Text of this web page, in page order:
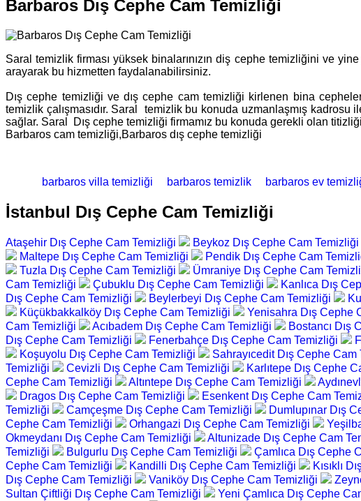
Barbaros Dış Cephe Cam Temizliği
Saral temizlik firması yüksek binalarınızın diş cephe temizliğini ve
arayarak bu hizmetten faydalanabilirsiniz.
Dış cephe temizliği ve dış cephe cam temizliği kirlenen bina
temizlik çalışmasıdır. Saral temizlik bu konuda uzmanlaşmış
sağlar. Saral Dış cephe temizliği firmamız bu konuda gerekli olan
Barbaros cam temizliği,Barbaros dış cephe temizliği
barbaros villa temizliği barbaros temizlik barbaros ev
İstanbul Dış Cephe Cam Temizliği
Ataşehir Dış Cephe Cam Temizliği Beykoz Dış Cephe Cam Temizliği
Maltepe Dış Cephe Cam Temizliği
Pendik Dış Cephe Cam
Tuzla Dış Cephe Cam Temizliği
Ümraniye Dış Cephe Cam
Cam Temizliği
Çubuklu Dış Cephe Cam Temizliği Kanlıca Dış
Dış Cephe Cam Temizliği
Beylerbeyi Dış Cephe Cam Temizliği
Küçükbakkalköy Dış Cephe Cam Temizliği
Yenisahra Dış Cephe
Cam Temizliği
Acıbadem Dış Cephe Cam Temizliği Bostancı Dış
Dış Cephe Cam Temizliği
Fenerbahçe Dış Cephe Cam Temizliği
Koşuyolu Dış Cephe Cam Temizliği
Sahrayıcedit Dış Cephe Cam
Temizliği
Cevizli Dış Cephe Cam Temizliği Karlıtepe Dış Cephe
Cephe Cam Temizliği
Altıntepe Dış Cephe Cam Temizliği
Dragos Dış Cephe Cam Temizliği
Esenkent Dış Cephe Cam
Temizliği
Camçeşme Dış Cephe Cam Temizliği Dumlupınar Dış
Cephe Cam Temizliği
Orhangazi Dış Cephe Cam Temizliği
Okmeydanı Dış Cephe Cam Temizliği
Altunizade Dış Cephe Cam
Temizliği
Bulgurlu Dış Cephe Cam Temizliği Çamlıca Dış Cephe
Cephe Cam Temizliği
Kandilli Dış Cephe Cam Temizliği Kısıklı
Dış Cephe Cam Temizliği
Vaniköy Dış Cephe Cam Temizliği
Sultan Çiftliği Dış Cephe Cam Temizliği
Yeni Çamlıca Dış Cephe